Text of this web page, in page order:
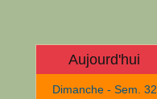
Aujourd'hui
Dimanche - Sem. 32